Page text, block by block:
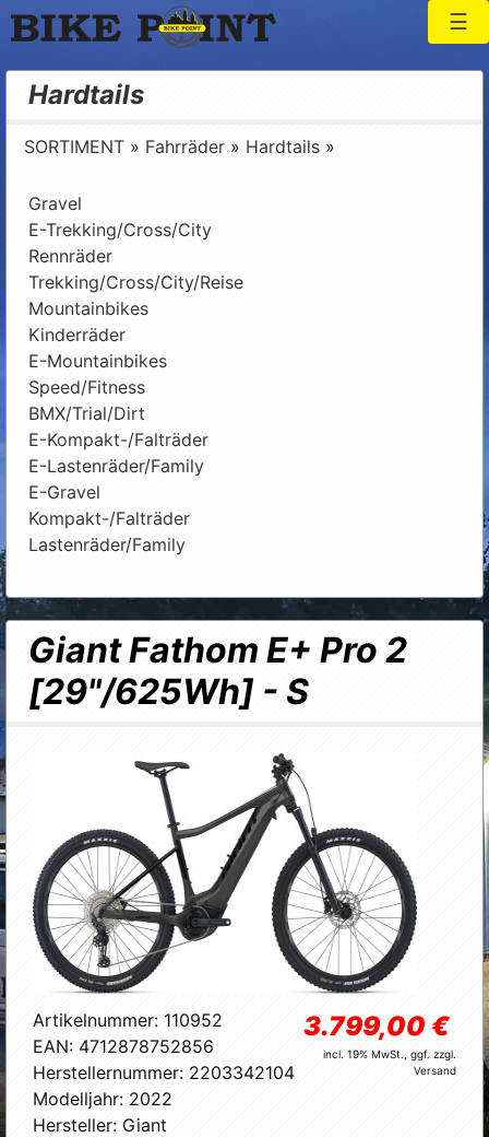
Bike Point
Hardtails
SORTIMENT » Fahrräder » Hardtails »
Gravel
E-Trekking/Cross/City
Rennräder
Trekking/Cross/City/Reise
Mountainbikes
Kinderräder
E-Mountainbikes
Speed/Fitness
BMX/Trial/Dirt
E-Kompakt-/Falträder
E-Lastenräder/Family
E-Gravel
Kompakt-/Falträder
Lastenräder/Family
Giant Fathom E+ Pro 2
[29"/625Wh] - S
Artikelnummer: 110952
EAN: 4712878752856
Herstellernummer: 2203342104
Modelljahr: 2022
Hersteller: Giant
3.799,00 €
incl. 19% MwSt., ggf. zzgl.
Versand